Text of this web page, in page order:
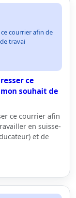
courrier afin de
travai
ce
souhait de
ce courrier afin
en suisse-
et de